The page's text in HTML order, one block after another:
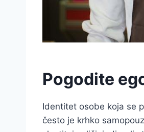
Pogodite
Identitet osobe koja se
često je krhko